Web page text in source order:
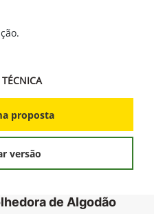
proposta
versão
de Algodão